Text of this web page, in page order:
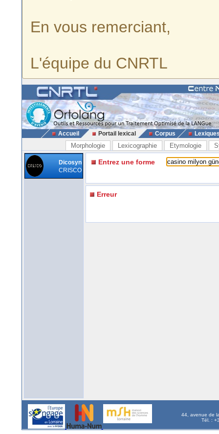
En vous remerciant,
L'équipe du CNRTL
Accueil Portail lexical Corpus
Morphologie Lexicographie Etymologie
Dicosyn
CRISCO
Entrez une forme
Erreur
44, avenue de
Tél. :